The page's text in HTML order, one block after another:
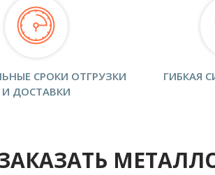
СРОКИ ОТГРУЗКИ
И ДОСТАВКИ
ГИБКАЯ